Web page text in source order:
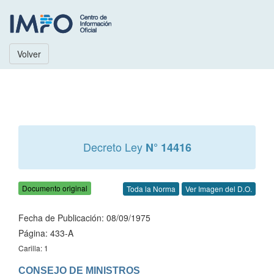
Volver
Decreto Ley N° 14416
Documento original Toda la Norma Ver Imagen del D.O.
Fecha de Publicación: 08/09/1975
Página: 433-A
Carilla: 1
CONSEJO DE MINISTROS